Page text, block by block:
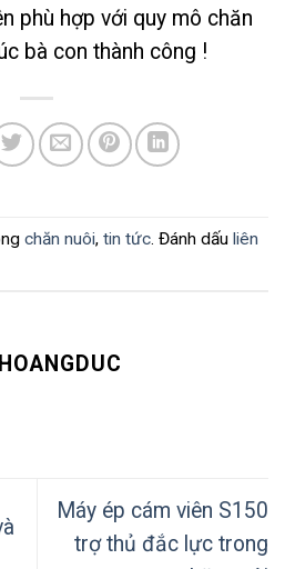
phù hợp với quy mô chăn
bà con thành công !
chăn nuôi, tin tức. Đánh dấu liên
Máy ép cám viên S150
trợ thủ đắc lực trong